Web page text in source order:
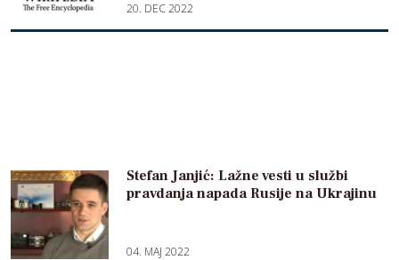
20. DEC 2022
Stefan Janjić: Lažne vesti u službi
pravdanja napada Rusije na Ukrajinu
04. MAJ 2022